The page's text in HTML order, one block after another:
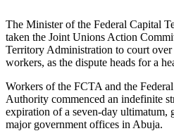
The Minister of the Federal Capital
taken the Joint Unions Action
Territory Administration to court
workers, as the dispute heads for a
Workers of the FCTA and the
Authority commenced an indefinite
expiration of a seven-day ultimatum,
major government offices in Abuja.